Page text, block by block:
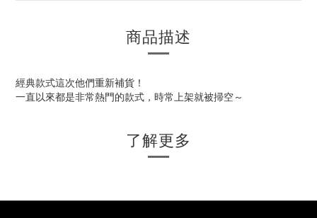
商品描述
經典款式這次他們重新補貨！
一直以來都是非常熱門的款式，時常上架就被掃空～
了解更多